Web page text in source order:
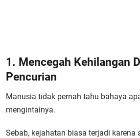
1. Mencegah Kehilangan
Pencurian
Manusia tidak pernah tahu bahaya
mengintainya.
Sebab, kejahatan biasa terjadi karena